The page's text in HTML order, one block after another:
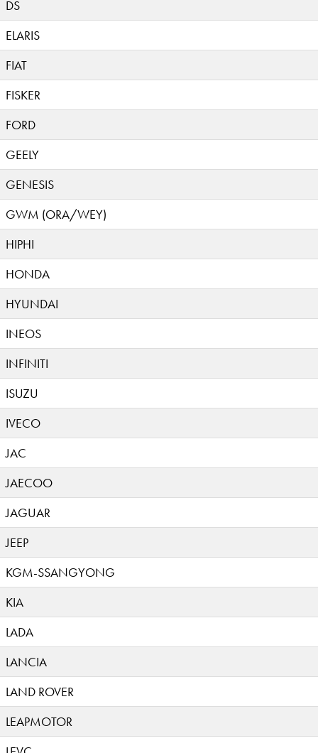
DS
ELARIS
FIAT
FISKER
FORD
GEELY
GENESIS
GWM (ORA/WEY)
HIPHI
HONDA
HYUNDAI
INEOS
INFINITI
ISUZU
IVECO
JAC
JAECOO
JAGUAR
JEEP
KGM-SSANGYONG
KIA
LADA
LANCIA
LAND ROVER
LEAPMOTOR